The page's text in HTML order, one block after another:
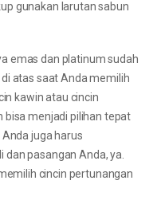
gunakan larutan sabun
emas dan platinum sudah
atas saat Anda memilih
kawin atau cincin
bisa menjadi pilihan tepat
juga harus
pasangan Anda, ya.
cincin pertunangan